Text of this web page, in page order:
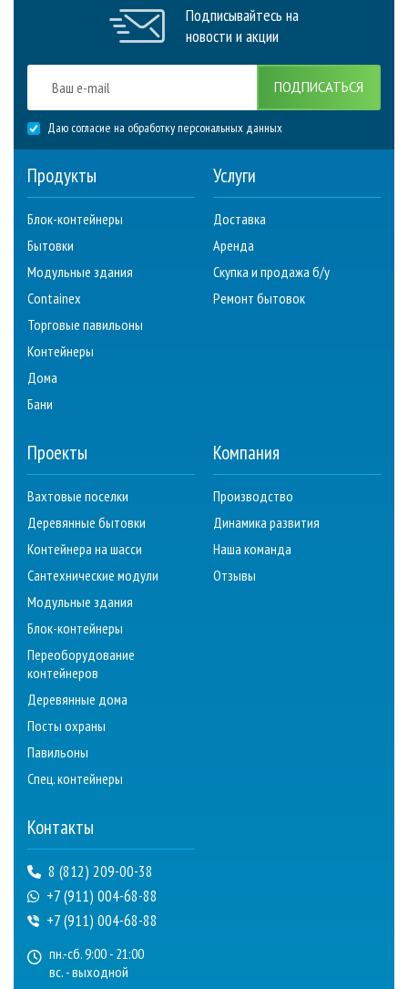
Подписывайтесь на
новости и акции
ПОДПИСАТЬСЯ
Даю согласие на обработку персональных данных
Продукты
Блок-контейнеры
Бытовки
Модульные здания
Containex
Торговые павильоны
Контейнеры
Дома
Бани
Услуги
Доставка
Аренда
Скупка и продажа б/у
Ремонт бытовок
Проекты
Вахтовые поселки
Деревянные бытовки
Контейнера на шасси
Сантехнические модули
Модульные здания
Блок-контейнеры
Переоборудование
контейнеров
Деревянные дома
Посты охраны
Павильоны
Спец. контейнеры
Компания
Производство
Динамика развития
Наша команда
Отзывы
Контакты
8 (812) 209-00-38
+7 (911) 004-68-88
+7 (911) 004-68-88
пн.-сб. 9:00 - 21:00
вс. - выходной